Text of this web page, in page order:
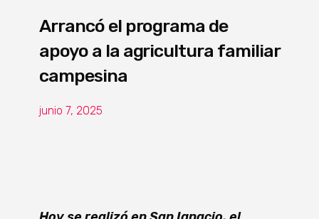
Arrancó el programa de
apoyo a la agricultura familiar
campesina
junio 7, 2025